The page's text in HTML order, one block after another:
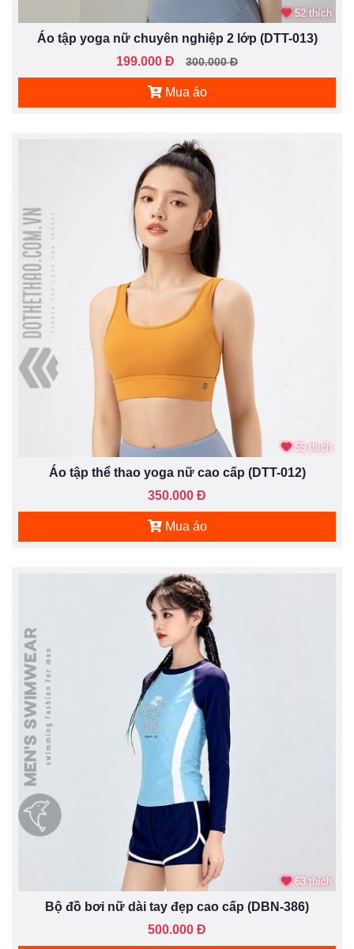
52 thích
Áo tập yoga nữ chuyên nghiệp 2 lớp (DTT-013)
199.000 Đ
300.000 Đ
Mua áo
55 thích
Áo tập thể thao yoga nữ cao cấp (DTT-012)
350.000 Đ
Mua áo
63 thích
Bộ đồ bơi nữ dài tay đẹp cao cấp (DBN-386)
500.000 Đ